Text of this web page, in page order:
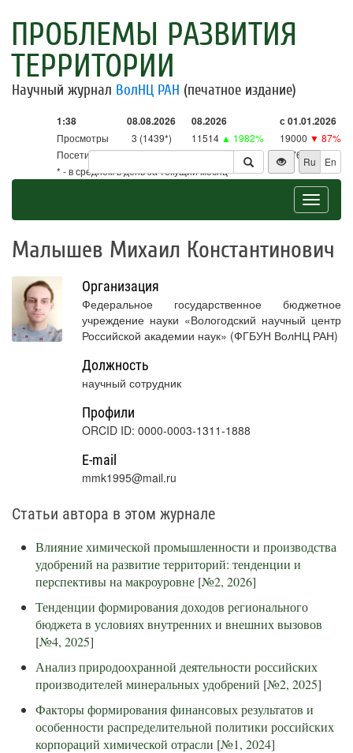
ПРОБЛЕМЫ РАЗВИТИЯ
ТЕРРИТОРИИ
Научный журнал ВолНЦ РАН (печатное издание)
1:38 08.08.2026 08.2026 с 01.01.2026
Просмотры 3 (1439*) 11514 ▲ 1982% 19000 ▼ 87%
Посетители
3 (1413*) 11302▲ 2650% 18761▼ 86%
* - в среднем в день за текущий месяц
Ru En
Toggle
Малышев Михаил Константинович
Организация
Федеральное государственное бюджетное
учреждение науки «Вологодский научный центр
Российской академии наук» (ФГБУН ВолНЦ РАН)
Должность
научный сотрудник
Профили
ORCID ID: 0000-0003-1311-1888
E-mail
mmk1995@mail.ru
Статьи автора в этом журнале
Влияние химической промышленности и производства
удобрений на развитие территорий: тенденции и
перспективы на макроуровне [№2, 2026]
Тенденции формирования доходов регионального
бюджета в условиях внутренних и внешних вызовов
[№4, 2025]
Анализ природоохранной деятельности российских
производителей минеральных удобрений [№2, 2025]
Факторы формирования финансовых результатов и
особенности распределительной политики российских
корпораций химической отрасли [№1, 2024]